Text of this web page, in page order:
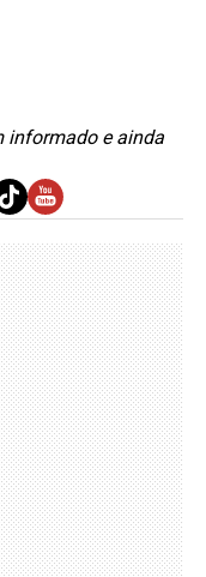
informado e ainda